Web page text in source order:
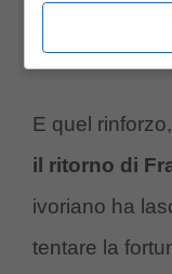
E quel
il ritorno di
ivoriano ha
tentare la